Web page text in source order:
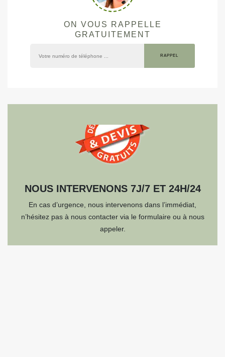
ON VOUS RAPPELLE
GRATUITEMENT
NOUS INTERVENONS 7J/7 ET 24H/24
En cas d’urgence, nous intervenons dans l’immédiat,
n’hésitez pas à nous contacter via le formulaire ou à nous
appeler.